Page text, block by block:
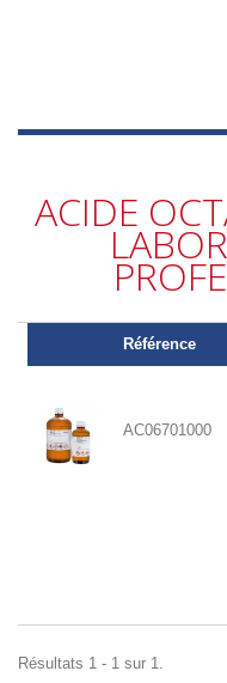
ACIDE
Référence
AC06701000
Résultats 1 - 1 sur 1.